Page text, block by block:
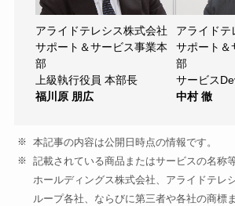
アライドテレシス株式会社
サポート＆サービス事業本
部
上級執行役員 本部長
福川原 朋広
アライドテ
サポート＆
部
サービス
中村 徹
本記事の内容は公開日時点の情報です。
記載されている商品またはサービスの名称
ホールディングス株式会社、アライドテレ
ループ各社、ならびに第三者や各社の商標